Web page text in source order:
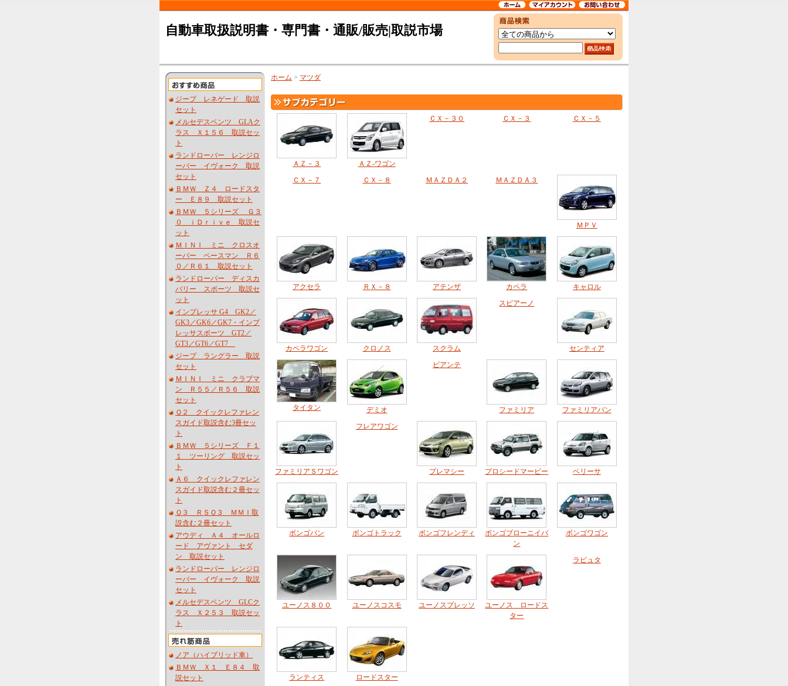
自動車取扱説明書・専門書・通販/販売|取説市場
ジープ レネゲード 取説
セット
メルセデスベンツ GLAク
ラス Ｘ１５６ 取説セッ
ト
ランドローバー レンジロ
ーバー イヴォーク 取説
セット
ＢＭＷ Ｚ４ ロードスタ
ー Ｅ８９ 取説セット
ＢＭＷ ５シリーズ Ｇ３
０ ｉＤｒｉｖｅ 取説セ
ット
ＭＩＮＩ ミニ クロスオ
ーバー ペースマン Ｒ６
０／Ｒ６１ 取説セット
ランドローバー ディスカ
バリー スポーツ 取説セ
ット
インプレッサ G4 GK2／
GK3／GK6／GK7・インプ
レッサスポーツ GT2／
GT3／GT6／GT7
ジープ ラングラー 取説
セット
ＭＩＮＩ ミニ クラブマ
ン Ｒ５５／Ｒ５６ 取説
セット
Ｑ２ クイックレファレン
スガイド取説含む3冊セッ
ト
ＢＭＷ ５シリーズ Ｆ１
１ ツーリング 取説セッ
ト
Ａ６ クイックレファレン
スガイド取説含む２冊セッ
ト
Ｑ３ ＲＳＱ３ ＭＭＩ取
説含む２冊セット
アウディ Ａ４ オールロ
ード アヴァント セダ
ン 取説セット
ランドローバー レンジロ
ーバー イヴォーク 取説
セット
メルセデスベンツ GLCク
ラス Ｘ２５３ 取説セッ
ト
ノア（ハイブリッド車）
ＢＭＷ Ｘ１ Ｅ８４ 取
説セット
ホーム > マツダ
ＡＺ－３ ＡＺ-ワゴン
ＣＸ－３０ ＣＸ－３ ＣＸ－５
ＣＸ－７ ＣＸ－８ ＭＡＺＤＡ２ ＭＡＺＤＡ３
ＭＰＶ
アクセラ ＲＸ－８ アテンザ カペラ キャロル
カペラワゴン クロノス スクラム
スピアーノ
センティア
タイタン デミオ
ビアンテ
ファミリア ファミリアバン
ファミリアＳワゴン
フレアワゴン
プレマシー プロシードマービー ベリーサ
ボンゴバン ボンゴトラック ボンゴフレンディ
ボンゴブローニイバ
ン
ボンゴワゴン
ユーノス８００ ユーノスコスモ ユーノスプレッソ
ユーノス ロードス
ター
ラピュタ
ランティス ロードスター